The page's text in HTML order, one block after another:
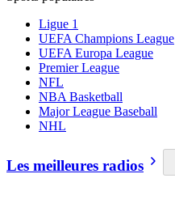
Ligue 1
UEFA Champions League
UEFA Europa League
Premier League
NFL
NBA Basketball
Major League Baseball
NHL
Les meilleures radios